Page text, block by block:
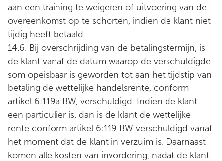
aan een training te weigeren of uitvoering van de
overeenkomst op te schorten, indien de klant niet
tijdig heeft betaald.
14.6. Bij overschrijding van de betalingstermijn, is
de klant vanaf de datum waarop de verschuldigde
som opeisbaar is geworden tot aan het tijdstip van
betaling de wettelijke handelsrente, conform
artikel 6:119a BW, verschuldigd. Indien de klant
een particulier is, dan is de klant de wettelijke
rente conform artikel 6:119 BW verschuldigd vanaf
het moment dat de klant in verzuim is. Daarnaast
komen alle kosten van invordering, nadat de klant